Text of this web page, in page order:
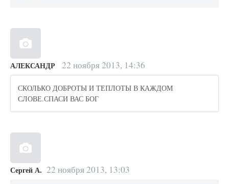
АЛЕКСАНДР 22 ноября 2013, 14:36
СКОЛЬКО ДОБРОТЫ И ТЕПЛОТЫ В КАЖДОМ
СЛОВЕ.СПАСИ ВАС БОГ
Сергей А. 22 ноября 2013, 13:03